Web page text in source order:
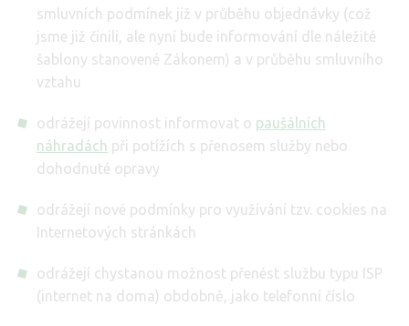
smluvních podmínek již v průběhu objednávky (což
jsme již činili, ale nyní bude informování dle náležité
šablony stanovené Zákonem) a v průběhu smluvního
vztahu
odrážejí povinnost informovat o paušálních
náhradách při potížích s přenosem služby nebo
dohodnuté opravy
odrážejí nové podmínky pro využívání tzv. cookies na
Internetových stránkách
odrážejí chystanou možnost přenést službu typu ISP
(internet na doma) obdobně, jako telefonní číslo